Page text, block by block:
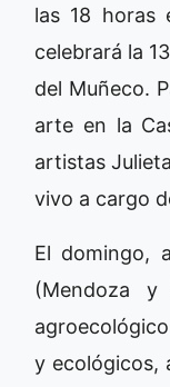
las 18 horas
celebrará la
del Muñeco.
arte en la
artistas
vivo a cargo
El domingo,
(Mendoza
y ecológicos,